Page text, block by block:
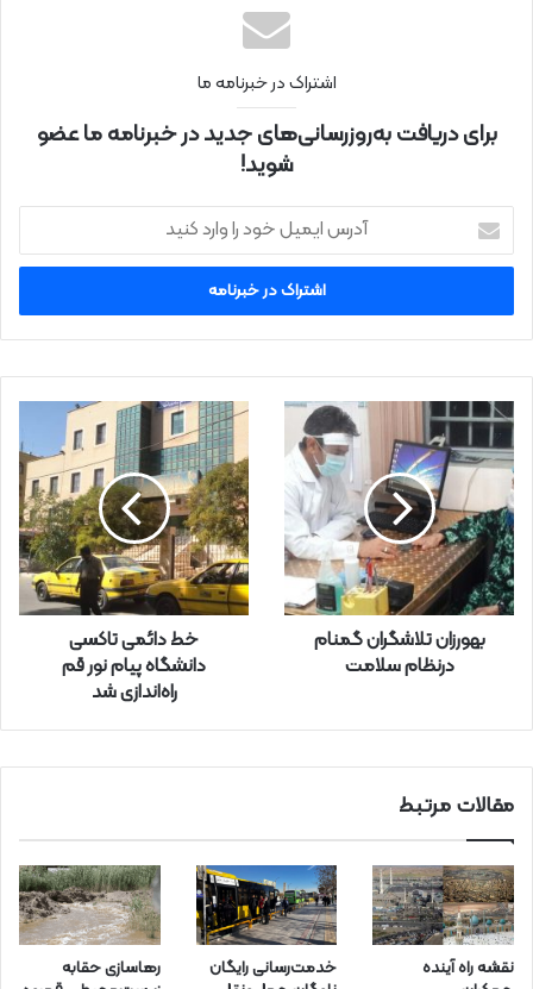
اشتراک در خبرنامه ما
برای دریافت به‌روزرسانی‌های جدید در خبرنامه ما عضو
شوید!
ر
ا
ی
ل
خ
و
د
ر
ا
و
ا
ر
بهورزان تلاشگران گمنام
درنظام سلامت
خط دائمی تاکسی
دانشگاه پیام نور قم
راه‌اندازی شد
مقالات مرتبط
نقشه راه آینده
خدمت‌رسانی رایگان
رهاسازی حقابه